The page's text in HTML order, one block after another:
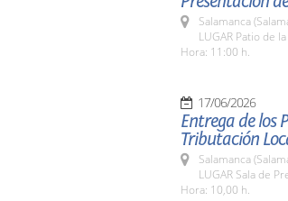
Salamanca
LUGAR Patio de
Hora: 11:00 h.
17/06/2026
Entrega de los
Tributación
Salamanca
LUGAR Sala de
Hora: 10,00 h.